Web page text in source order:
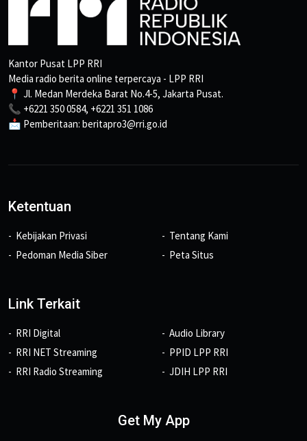
Kantor Pusat LPP RRI
Media radio berita online terpercaya - LPP RRI
📍 Jl. Medan Merdeka Barat No.4-5, Jakarta Pusat.
📞 +6221 350 0584, +6221 351 1086
📩 Pemberitaan: beritapro3@rri.go.id
Ketentuan
Kebijakan Privasi
Pedoman Media Siber
Tentang Kami
Peta Situs
Link Terkait
RRI Digital
RRI NET Streaming
RRI Radio Streaming
Audio Library
PPID LPP RRI
JDIH LPP RRI
Get My App